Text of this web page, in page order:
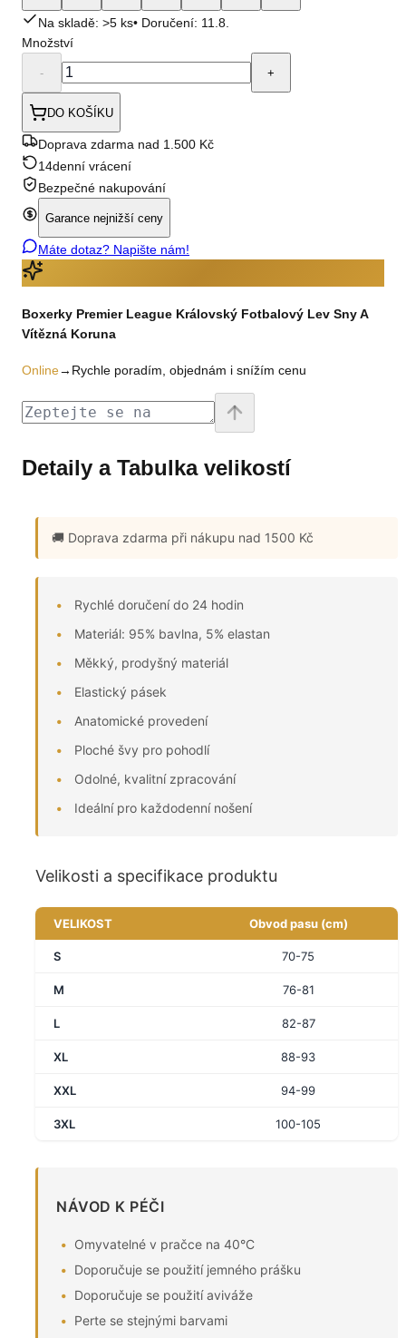
Na skladě: >5 ks• Doručení: 11.8.
Množství
- +
DO KOŠÍKU
Doprava zdarma nad 1.500 Kč
14denní vrácení
Bezpečné nakupování
Garance nejnižší ceny
Máte dotaz? Napište nám!
Boxerky Premier League Královský Fotbalový Lev Sny A
Vítězná Koruna
Online→ Rychle poradím, objednám i snížím cenu
Detaily a Tabulka velikostí
🚚 Doprava zdarma při nákupu nad 1500 Kč
Rychlé doručení do 24 hodin
Materiál: 95% bavlna, 5% elastan
Měkký, prodyšný materiál
Elastický pásek
Anatomické provedení
Ploché švy pro pohodlí
Odolné, kvalitní zpracování
Ideální pro každodenní nošení
Velikosti a specifikace produktu
VELIKOST Obvod pasu (cm)
S 70-75
M 76-81
L 82-87
XL 88-93
XXL 94-99
3XL 100-105
NÁVOD K PÉČI
Omyvatelné v pračce na 40°C
Doporučuje se použití jemného prášku
Doporučuje se použití aviváže
Perte se stejnými barvami